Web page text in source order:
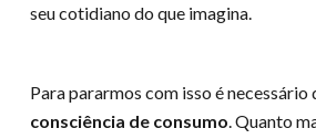
seu cotidiano do que imagina.
Para pararmos com isso é necessário
consciência de consumo. Quanto